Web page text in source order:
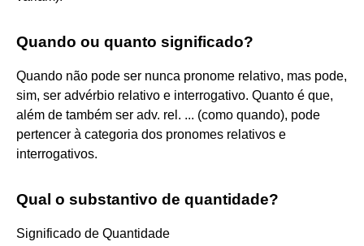
Quando ou quanto significado?
Quando não pode ser nunca pronome relativo, mas pode,
sim, ser advérbio relativo e interrogativo. Quanto é que,
além de também ser adv. rel. ... (como quando), pode
pertencer à categoria dos pronomes relativos e
interrogativos.
Qual o substantivo de quantidade?
Significado de Quantidade